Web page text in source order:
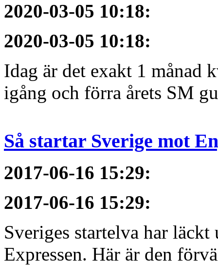
2020-03-05 10:18:
2020-03-05 10:18:
Idag är det exakt 1 månad
igång och förra årets SM
Så startar Sverige mot
2017-06-16 15:29:
2017-06-16 15:29:
Sveriges startelva har
Expressen. Här är den